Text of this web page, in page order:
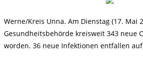
Werne/Kreis Unna. Am Dienstag (17. Mai
Gesundheitsbehörde kreisweit 343 neue
worden. 36 neue Infektionen entfallen